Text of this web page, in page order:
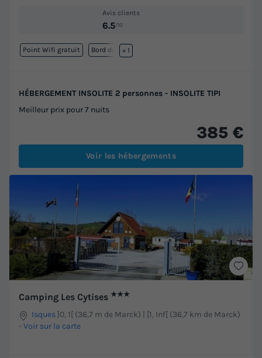
Avis clients
6.5/10
Point Wifi gratuit Bord de mer
+ 1
HÉBERGEMENT INSOLITE 2 personnes - INSOLITE TIPI
Meilleur prix pour 7 nuits
385 €
Voir les hébergements
Camping Les Cytises ★★★
Isques]0, 1[ (36,7 m de Marck) | [1, Inf[ (36,7 km de Marck)
- Voir sur la carte